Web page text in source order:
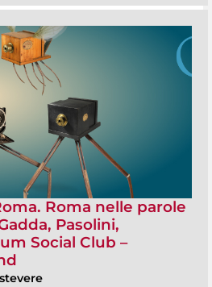
Roma nelle parole
Pasolini,
Social Club –